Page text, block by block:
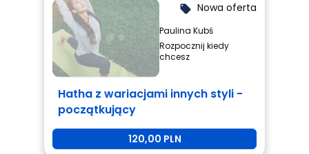
local_offer Nowa oferta
Paulina Kubś
Rozpocznij kiedy
chcesz
Hatha z wariacjami innych styli -
początkujący
120,00 PLN